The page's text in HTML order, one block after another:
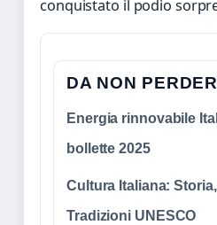
conquistato il podio
DA NON
Energia rinnovabile
bollette 2025
Cultura Italiana:
Tradizioni UNESCO